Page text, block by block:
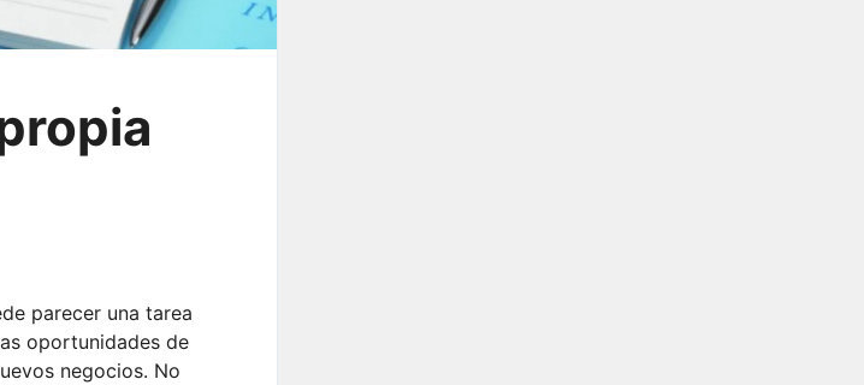
parecer una tarea
oportunidades de
negocios. No